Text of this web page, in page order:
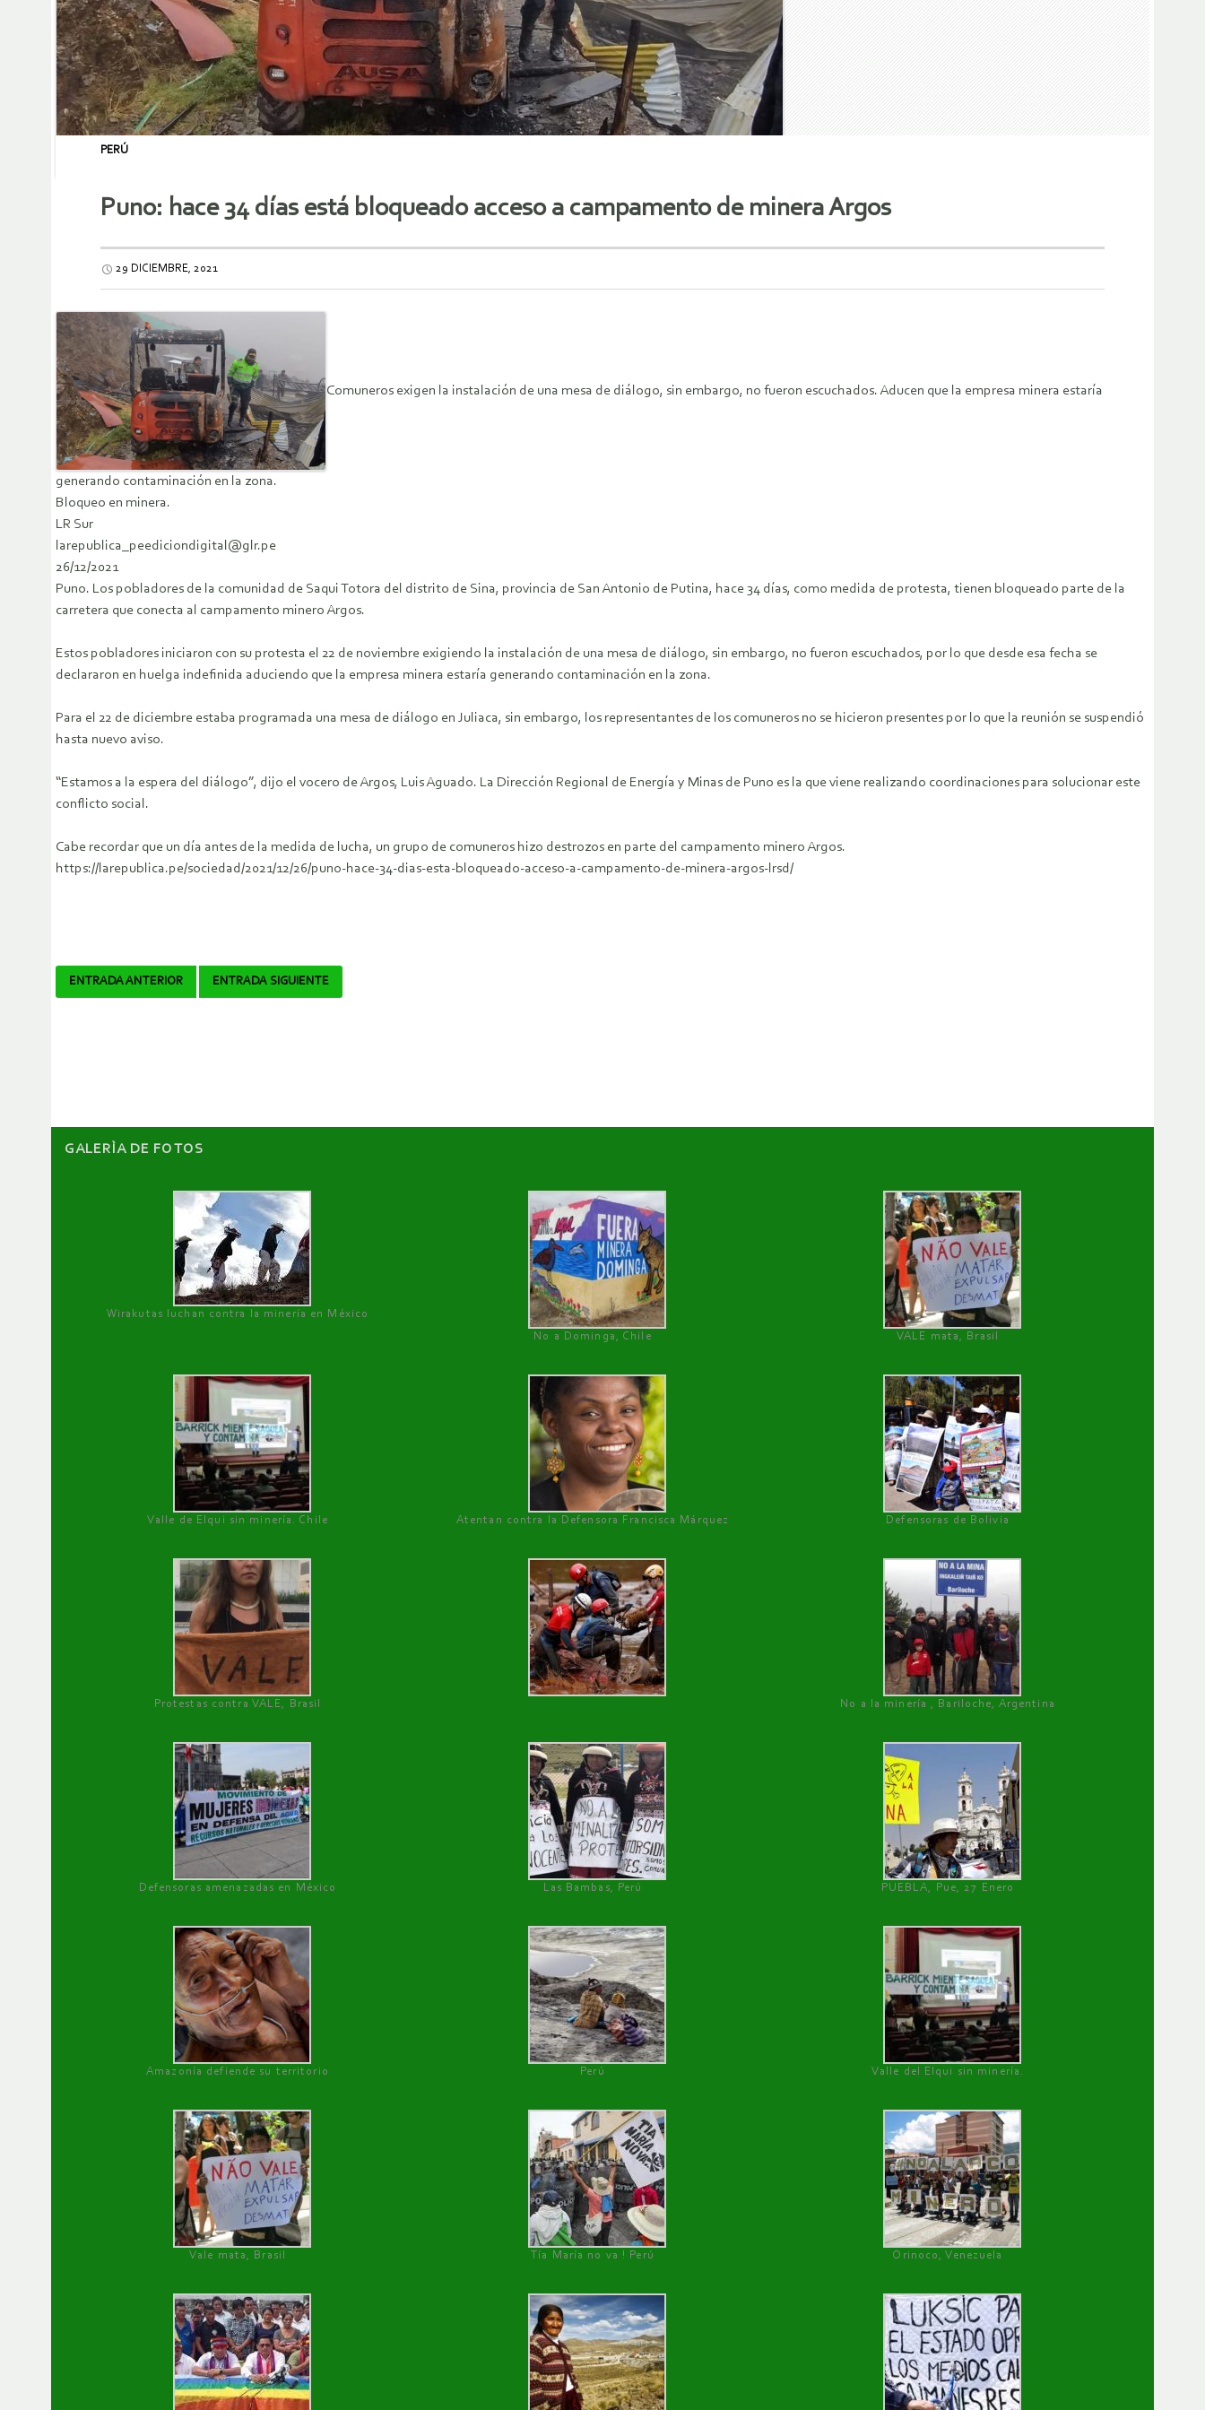
PERÚ
Puno: hace 34 días está bloqueado acceso a campamento de minera Argos
29 DICIEMBRE, 2021
Comuneros exigen la instalación de una mesa de diálogo, sin embargo, no fueron escuchados. Aducen que la empresa minera estaría
generando contaminación en la zona.
Bloqueo en minera.
LR Sur
larepublica_peediciondigital@glr.pe
26/12/2021
Puno. Los pobladores de la comunidad de Saqui Totora del distrito de Sina, provincia de San Antonio de Putina, hace 34 días, como medida de protesta, tienen bloqueado parte de la
carretera que conecta al campamento minero Argos.
Estos pobladores iniciaron con su protesta el 22 de noviembre exigiendo la instalación de una mesa de diálogo, sin embargo, no fueron escuchados, por lo que desde esa fecha se
declararon en huelga indefinida aduciendo que la empresa minera estaría generando contaminación en la zona.
Para el 22 de diciembre estaba programada una mesa de diálogo en Juliaca, sin embargo, los representantes de los comuneros no se hicieron presentes por lo que la reunión se suspendió
hasta nuevo aviso.
“Estamos a la espera del diálogo”, dijo el vocero de Argos, Luis Aguado. La Dirección Regional de Energía y Minas de Puno es la que viene realizando coordinaciones para solucionar este
conflicto social.
Cabe recordar que un día antes de la medida de lucha, un grupo de comuneros hizo destrozos en parte del campamento minero Argos.
https://larepublica.pe/sociedad/2021/12/26/puno-hace-34-dias-esta-bloqueado-acceso-a-campamento-de-minera-argos-lrsd/
Navegador
ENTRADA ANTERIOR ENTRADA SIGUIENTE
GALERÌA DE FOTOS
Wirakutas luchan contra la minería en México
No a Dominga, Chile
VALE mata, Brasil
Valle de Elqui sin minería. Chile Atentan contra la Defensora Francisca Márquez Defensoras de Bolivia
Protestas contra VALE, Brasil No a la minería , Bariloche, Argentina
Defensoras amenazadas en México Las Bambas, Perú PUEBLA, Pue, 27 Enero
Amazonía defiende su territorio Perú Valle del Elqui sin minería.
Vale mata, Brasil Tía María no va ! Perú Orinoco, Venezuela